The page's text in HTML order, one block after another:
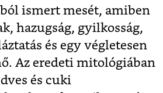
ismert mesét, amiben
hazugság, gyilkosság,
és egy végletesen
Az eredeti mitológiában
és cuki